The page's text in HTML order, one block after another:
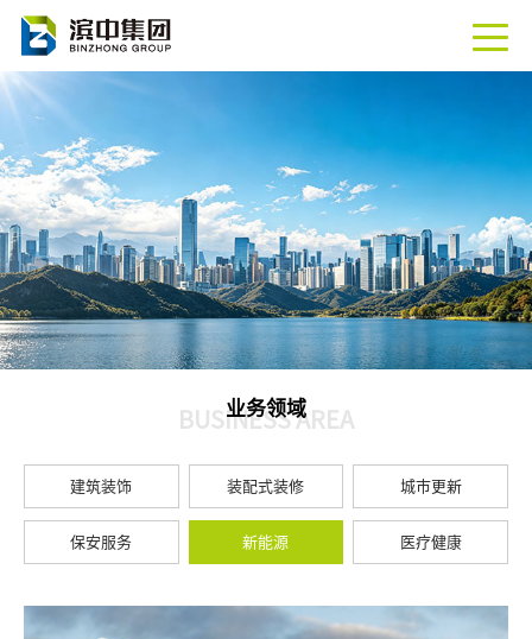
业务领域
BUSINESS AREA
建筑装饰 装配式装修 城市更新
保安服务 新能源 医疗健康